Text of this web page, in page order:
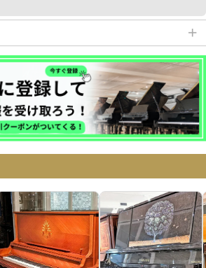
＋
分割払いシミュレーション
サービス・消音取付可能エリア
送料について
保証サービス